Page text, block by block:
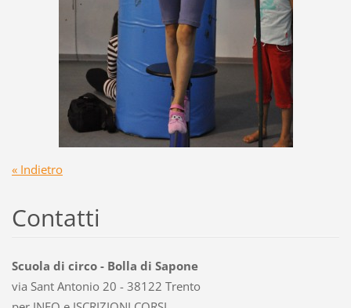
« Indietro
Contatti
Scuola di circo - Bolla di Sapone
via Sant Antonio 20 - 38122 Trento